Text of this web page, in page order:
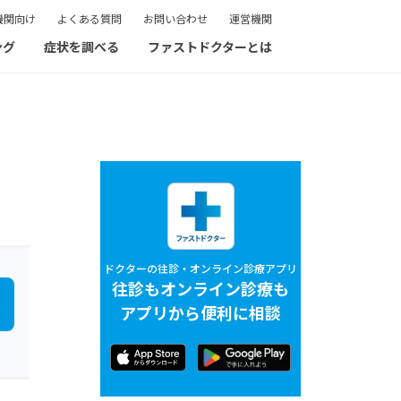
関向け よくある質問 お問い合わせ 運営機関
症状を調べる ファストドクターとは
ドクターの往診・オンライン診療アプリ
往診もオンライン診療も
アプリから便利に相談